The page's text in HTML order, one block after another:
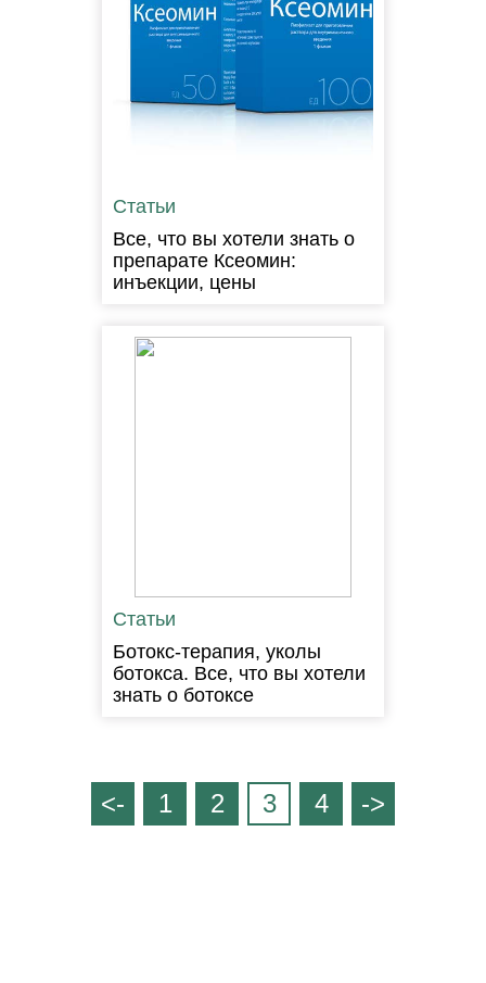
Статьи
Все, что вы хотели знать о
препарате Ксеомин:
инъекции, цены
Статьи
Ботокс-терапия, уколы
ботокса. Все, что вы хотели
знать о ботоксе
<- 1 2 3 4 ->